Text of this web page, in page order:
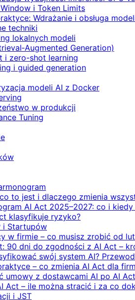
i Token Limits
Wdrażanie i obsługa
techniki
lokalnych modeli
Generation)
i zero-shot learning
i guided generation
modeli AI z Docker
w produkcji
Tuning
to jest i dlaczego zmienia
AI Act 2025–2027: co i
klasyfikuje ryzyko?
i Startupów
w firmie – co musisz zrobić od
90 dni do zgodności z AI Act –
swój system AI?
– co zmienia AI Act dla
umowy z dostawcami AI po AI
Act – ile można stracić i za co
i JST